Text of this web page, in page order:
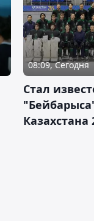
08:09, Сегодня
Стал
Казахстана